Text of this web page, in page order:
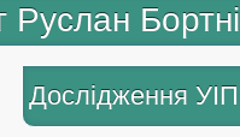
Руслан
Дослідження УIП